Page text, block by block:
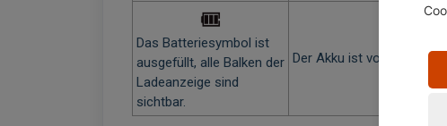
Das Batteriesymbol ist
ausgefüllt, alle Balken der
Ladeanzeige sind
sichtbar.
Der Akku ist voll aufgeladen